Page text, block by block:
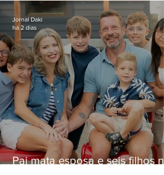
Niterói
Pai mata esposa e seis filhos
Jornal Daki
há 2 dias